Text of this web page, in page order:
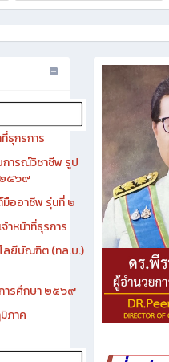
ธุกรการ
รณ์วิชาชีพ รูป
๒๕๖๙
ออาชีพ รุ่นที่ ๒
าหน้าที่ธุรการ
ยีบัณฑิต (ทล.บ.)
ารศึกษา ๒๕๖๙